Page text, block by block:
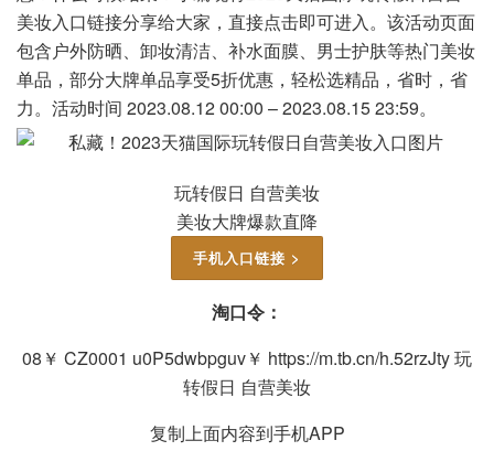
美妆入口链接分享给大家，直接点击即可进入。该活动页面
包含户外防晒、卸妆清洁、补水面膜、男士护肤等热门美妆
单品，部分大牌单品享受5折优惠，轻松选精品，省时，省
力。活动时间 2023.08.12 00:00 – 2023.08.15 23:59。
玩转假日 自营美妆
美妆大牌爆款直降
手机入口链接 >
淘口令：
08￥ CZ0001 u0P5dwbpguv￥ https://m.tb.cn/h.52rzJty 玩
转假日 自营美妆
复制上面内容到手机APP